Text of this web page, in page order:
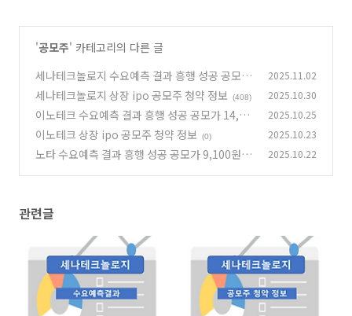
'공모주' 카테고리의 다른 글
세나테크놀로지 수요예측 결과 흥행 성공 공모가
56,800원 확정
(2)
2025.11.02
세나테크놀로지 상장 ipo 공모주 청약 정보 (408) 2025.10.30
이노테크 수요예측 결과 흥행 성공 공모가 14,70
0원 확정 (408)
2025.10.25
이노테크 상장 ipo 공모주 청약 정보 (0) 2025.10.23
노타 수요예측 결과 흥행 성공 공모가 9,100원 확
2025.10.22
관련글